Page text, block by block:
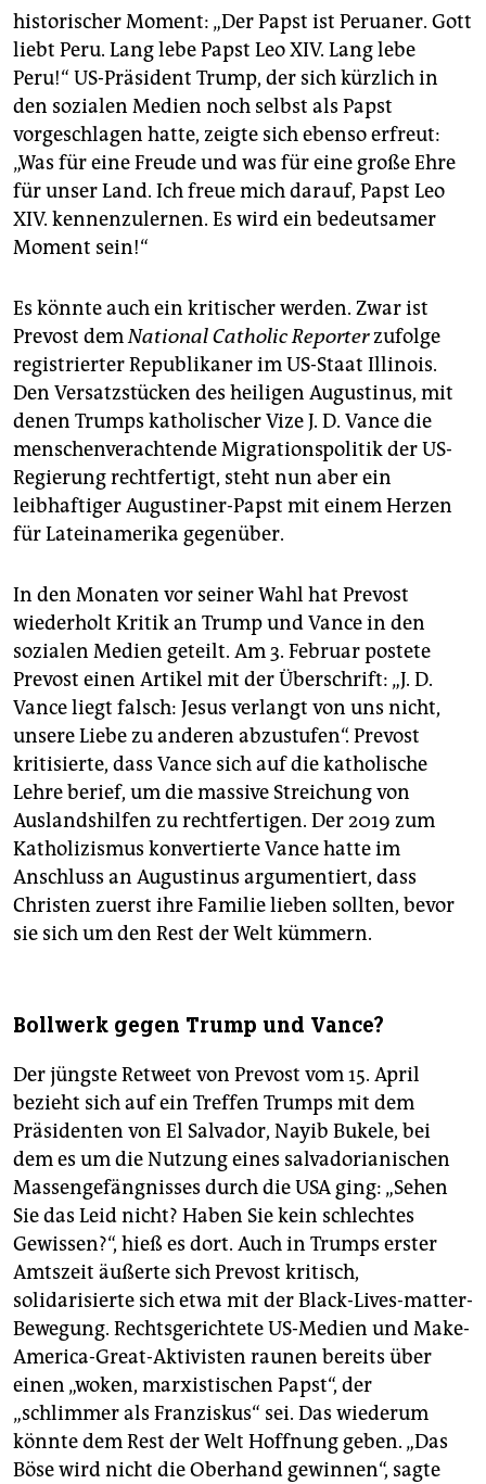
historischer Moment: „Der Papst ist Peruaner. Gott
liebt Peru. Lang lebe Papst Leo XIV. Lang lebe
Peru!“ US-Präsident Trump, der sich kürzlich in
den sozialen Medien noch selbst als Papst
vorgeschlagen hatte, zeigte sich ebenso erfreut:
„Was für eine Freude und was für eine große Ehre
für unser Land. Ich freue mich darauf, Papst Leo
XIV. kennenzulernen. Es wird ein bedeutsamer
Moment sein!“
Es könnte auch ein kritischer werden. Zwar ist
Prevost demNational Catholic Reporterzufolge
registrierter Republikaner im US-Staat Illinois.
Den Versatzstücken des heiligen Augustinus, mit
denen Trumps katholischer Vize J. D. Vance die
menschenverachtende Migrationspolitik der US-
Regierung rechtfertigt, steht nun aber ein
leibhaftiger Augustiner-Papst mit einem Herzen
für Lateinamerika gegenüber.
In den Monaten vor seiner Wahl hat Prevost
wiederholt Kritik an Trump und Vance in den
sozialen Medien geteilt. Am 3. Februar postete
Prevost einen Artikel mit der Überschrift: „J. D.
Vance liegt falsch: Jesus verlangt von uns nicht,
unsere Liebe zu anderen abzustufen“. Prevost
kritisierte, dass Vance sich auf die katholische
Lehre berief, um die massive Streichung von
Auslandshilfen zu rechtfertigen. Der 2019 zum
Katholizismus konvertierte Vance hatte im
Anschluss an Augustinus argumentiert, dass
Christen zuerst ihre Familie lieben sollten, bevor
sie sich um den Rest der Welt kümmern.
Bollwerk gegen Trump und Vance?
Der jüngste Retweet von Prevost vom 15. April
bezieht sich auf ein Treffen Trumps mit dem
Präsidenten von El Salvador, Nayib Bukele, bei
dem es um die Nutzung eines salvadorianischen
Massengefängnisses durch die USA ging: „Sehen
Sie das Leid nicht? Haben Sie kein schlechtes
Gewissen?“, hieß es dort. Auch in Trumps erster
Amtszeit äußerte sich Prevost kritisch,
solidarisierte sich etwa mit der Black-Lives-matter-
Bewegung. Rechtsgerichtete US-Medien und Make-
America-Great-Aktivisten raunen bereits über
einen „woken, marxistischen Papst“, der
„schlimmer als Franziskus“ sei. Das wiederum
könnte dem Rest der Welt Hoffnung geben­. „Das
Böse wird nicht die Oberhand gewinnen“, sagte